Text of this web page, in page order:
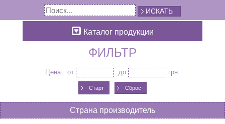
ИСКАТЬ
Каталог продукции
ФИЛЬТР
Цена: от до грн
Сброс
Страна производитель